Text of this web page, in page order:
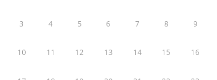
3 4 5 6 7 8 9
10 11 12 13 14 15 16